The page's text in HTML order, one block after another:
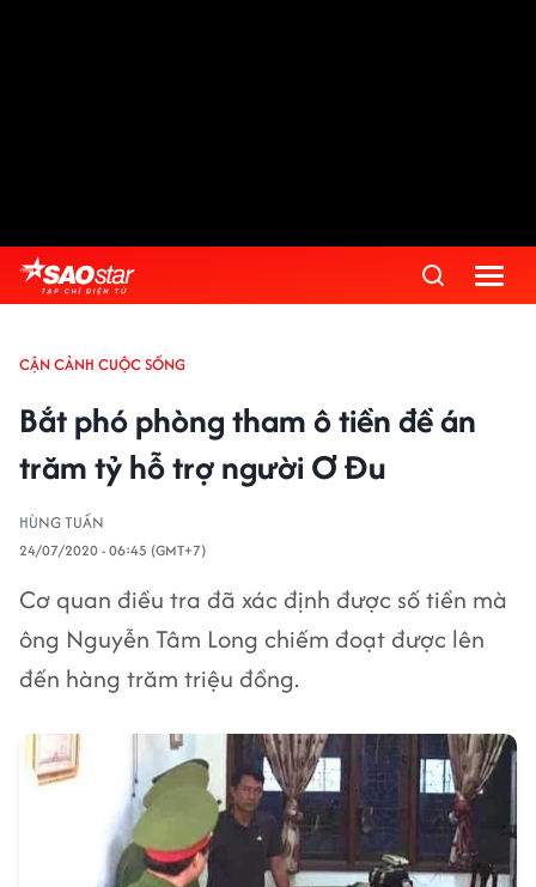
CẬN CẢNH CUỘC SỐNG
Bắt phó phòng tham ô tiền đề án
trăm tỷ hỗ trợ người Ơ Đu
HÙNG TUẤN
24/07/2020 - 06:45 (GMT+7)
Cơ quan điều tra đã xác định được số tiền mà
ông Nguyễn Tâm Long chiếm đoạt được lên
đến hàng trăm triệu đồng.